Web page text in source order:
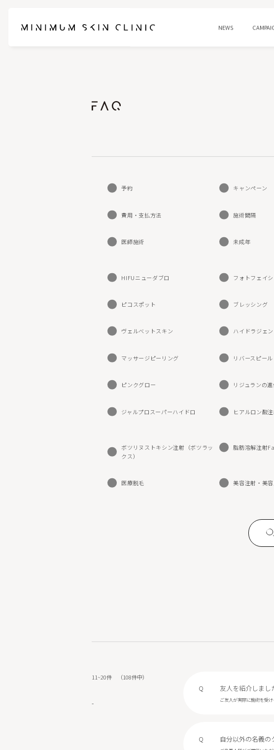
予約 キャンペーン
費用・支払方法 施術間隔
医師施術 未成年
HIFUニューダブロ フォトフェイ
ピコスポット ブレッシング
ヴェルべットスキン ハイドラジェ
マッサージピーリング リバースピール
ピンクグロー リジュランの
ジャルプロスーパーハイドロ ヒアルロン酸
ボツリヌストキシン注射（ボツラッ
クス）
脂肪溶解注射
医療脱毛 美容注射・美
11~20件 （108件中）
-
友人を紹介しまし
ご友人が実際に施術を受
自分以外の名義
お悩みに合わせて選べるセットメニュー
ブナジュ(リトゥオ/Re2O) ヒアルロン酸注射 スキンバイ
ボトックス注射（アラガン） ボツリヌストキシン注射（ボ
NEWS